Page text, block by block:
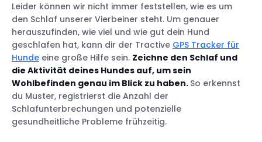
Leider können wir nicht immer feststellen, wie es um
den Schlaf unserer Vierbeiner steht. Um genauer
herauszufinden, wie viel und wie gut dein Hund
geschlafen hat, kann dir der Tractive GPS Tracker für
Hunde eine große Hilfe sein. Zeichne den Schlaf und
die Aktivität deines Hundes auf, um sein
Wohlbefinden genau im Blick zu haben. So erkennst
du Muster, registrierst die Anzahl der
Schlafunterbrechungen und potenzielle
gesundheitliche Probleme frühzeitig.